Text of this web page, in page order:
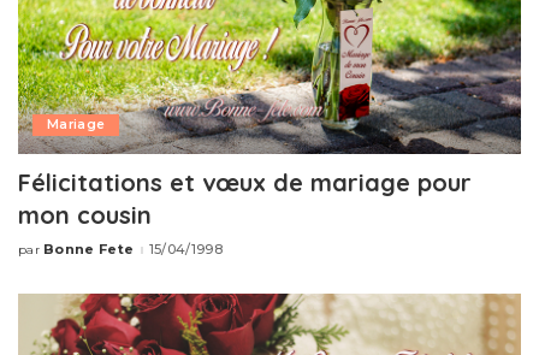
Mariage
Félicitations et vœux de mariage pour
mon cousin
Publié
par Bonne Fete 15/04/1998